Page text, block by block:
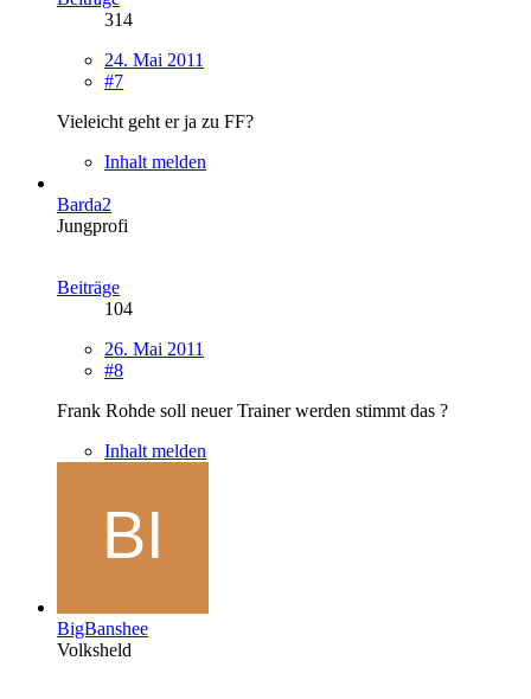
314
24. Mai 2011
#7
Vieleicht geht er ja zu FF?
Inhalt melden
Barda2
Jungprofi
Beiträge
104
26. Mai 2011
#8
Frank Rohde soll neuer Trainer werden stimmt das ?
Inhalt melden
BigBanshee
Volksheld